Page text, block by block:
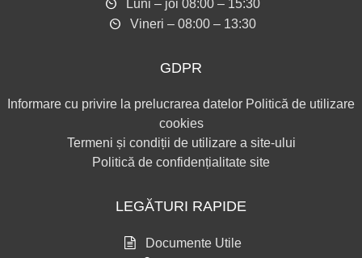
Luni – joi 08:00 – 15:30
Vineri – 08:00 – 13:30
GDPR
Informare cu privire la prelucrarea datelor Politică de utilizare
cookies
Termeni și condiții de utilizare a site-ului
Politică de confidențialitate site
LEGĂTURI RAPIDE
Documente Utile